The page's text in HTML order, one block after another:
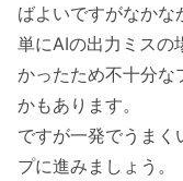
ばよいですがなかな
単にAIの出力ミスの
かったため不十分な
かもあります。
ですが一発でうまく
プに進みましょう。